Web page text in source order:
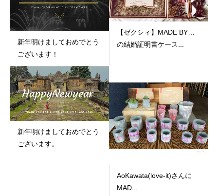
新年明けましておめでとう
ございます！
【ゼクシィ】MADE BY…
の結婚証明書ケース...
新年明けましておめでとう
ございます。
AoKawata(love-it)さんに
MAD...